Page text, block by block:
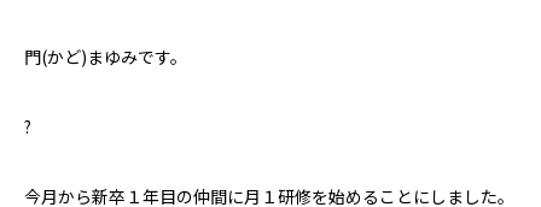
門(かど)まゆみです。
?
今月から新卒１年目の仲間に月１研修を始めることにしました。